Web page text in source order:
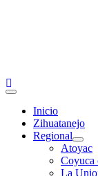
Primary
Inicio
Zihuatanejo
Regional
Atoyac
Coyuca
La